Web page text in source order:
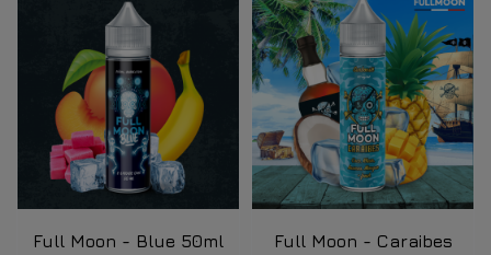
Full Moon - Blue 50ml
Full Moon - Caraibes